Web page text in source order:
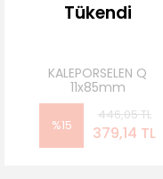
Tükendi
KALEPORSELEN Q
11x85mm
%15
446,05 TL
379,14 TL